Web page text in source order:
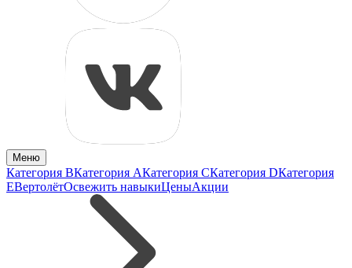
Меню
Категория BКатегория AКатегория CКатегория DКатегория
EВертолётОсвежить навыкиЦеныАкции